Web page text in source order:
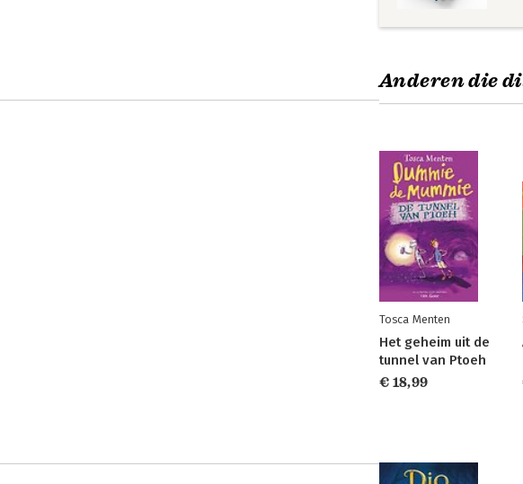
Anderen die
Tosca Menten
Het geheim uit de
tunnel van Ptoeh
€ 18,99